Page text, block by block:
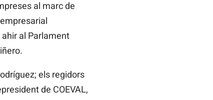
al marc de
ahir al Parlament
els regidors
de COEVAL,